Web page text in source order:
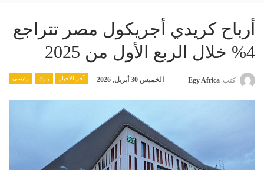
أرباح كريدي أجريكول مصر تتراجع
4% خلال الربع الأول من 2025
آخر الاخبار بنوك رئيسي كتب Egy Africa الخميس 30 أبريل, 2026